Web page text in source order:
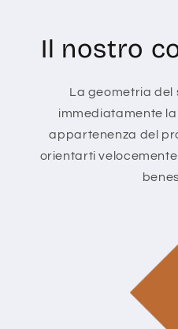
Il nostro
La geometria del
immediatamente
appartenenza del
orientarti